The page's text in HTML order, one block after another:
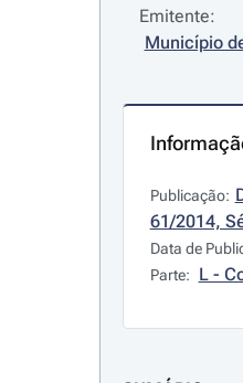
Emitente:
Município
Publicação:
61/2014,
Data de
Parte: L -